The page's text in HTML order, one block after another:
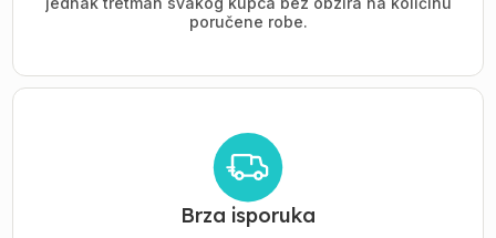
poručene robe.
Brza isporuka